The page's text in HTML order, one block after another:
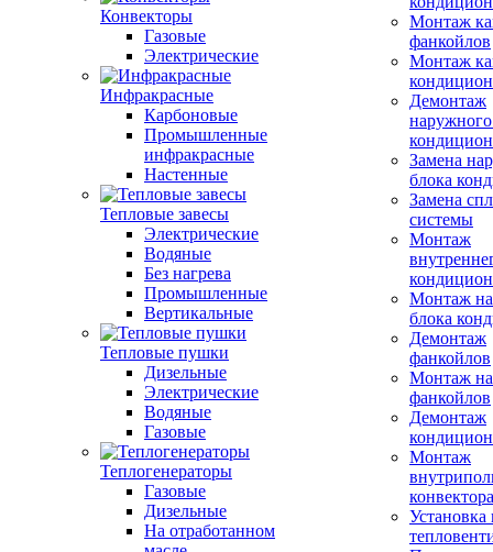
Конвекторы
Газовые
Электрические
Инфракрасные
Карбоновые
Промышленные
инфракрасные
Настенные
Тепловые завесы
Электрические
Водяные
Без нагрева
Промышленные
Вертикальные
Тепловые пушки
Дизельные
Электрические
Водяные
Газовые
Теплогенераторы
Газовые
Дизельные
На отработанном
Монтаж
фанкойлов
Монтаж
Демонтаж
Замена
блока
Замена
системы
Монтаж
Монтаж
блока
Демонтаж
фанкойлов
Монтаж
фанкойлов
Демонтаж
Монтаж
конвектора
Установка